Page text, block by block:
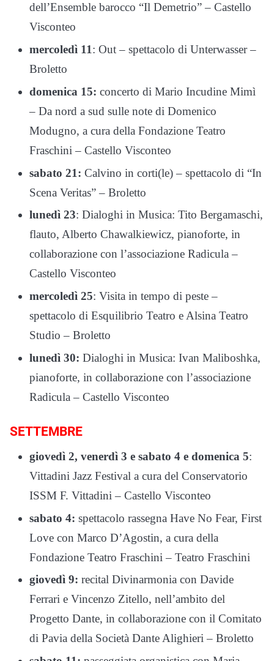
dell’Ensemble barocco “Il Demetrio” – Castello
Visconteo
mercoledì 11: Out – spettacolo di Unterwasser –
Broletto
domenica 15: concerto di Mario Incudine Mimì
– Da nord a sud sulle note di Domenico
Modugno, a cura della Fondazione Teatro
Fraschini – Castello Visconteo
sabato 21: Calvino in corti(le) – spettacolo di “In
Scena Veritas” – Broletto
lunedì 23: Dialoghi in Musica: Tito Bergamaschi,
flauto, Alberto Chawalkiewicz, pianoforte, in
collaborazione con l’associazione Radicula –
Castello Visconteo
mercoledì 25: Visita in tempo di peste –
spettacolo di Esquilibrio Teatro e Alsina Teatro
Studio – Broletto
lunedì 30: Dialoghi in Musica: Ivan Maliboshka,
pianoforte, in collaborazione con l’associazione
Radicula – Castello Visconteo
SETTEMBRE
giovedì 2, venerdì 3 e sabato 4 e domenica 5:
Vittadini Jazz Festival a cura del Conservatorio
ISSM F. Vittadini – Castello Visconteo
sabato 4: spettacolo rassegna Have No Fear, First
Love con Marco D’Agostin, a cura della
Fondazione Teatro Fraschini – Teatro Fraschini
giovedì 9: recital Divinarmonia con Davide
Ferrari e Vincenzo Zitello, nell’ambito del
Progetto Dante, in collaborazione con il Comitato
di Pavia della Società Dante Alighieri – Broletto